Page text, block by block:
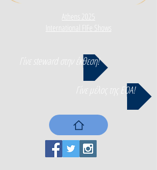
Athens 2025
International FIFe Shows
Γίνε steward στην έκθεση!
Γίνε μέλος της ΕΟΑ!